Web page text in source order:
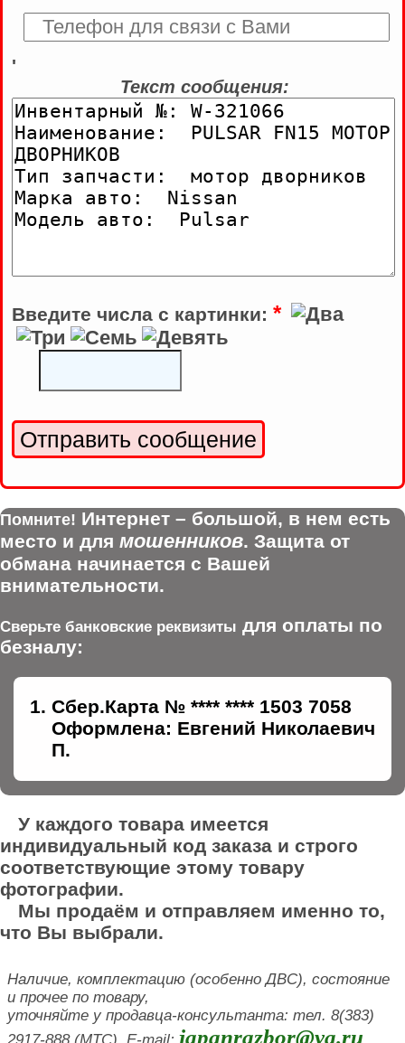
'
Текст сообщения:
Введите числа с картинки: *
Помните! Интернет – большой, в нем есть
место и для мошенников. Защита от
обмана начинается с Вашей
внимательности.
Сверьте банковские реквизиты для оплаты по
безналу:
Сбер.Карта № **** **** 1503 7058
Оформлена: Евгений Николаевич
П.
У каждого товара имеется
индивидуальный код заказа и строго
соответствующие этому товару
фотографии.
Мы продаём и отправляем именно то,
что Вы выбрали.
Наличие, комплектацию (особенно ДВС), состояние
и прочее по товару,
уточняйте у продавца-консультанта: тел. 8(383)
japanrazbor@ya.ru